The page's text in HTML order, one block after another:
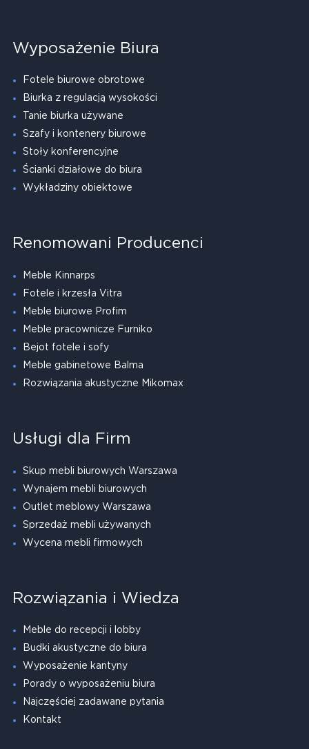
Wyposażenie Biura
Fotele biurowe obrotowe
Biurka z regulacją wysokości
Tanie biurka używane
Szafy i kontenery biurowe
Stoły konferencyjne
Ścianki działowe do biura
Wykładziny obiektowe
Renomowani Producenci
Meble Kinnarps
Fotele i krzesła Vitra
Meble biurowe Profim
Meble pracownicze Furniko
Bejot fotele i sofy
Meble gabinetowe Balma
Rozwiązania akustyczne Mikomax
Usługi dla Firm
Skup mebli biurowych Warszawa
Wynajem mebli biurowych
Outlet meblowy Warszawa
Sprzedaż mebli używanych
Wycena mebli firmowych
Rozwiązania i Wiedza
Meble do recepcji i lobby
Budki akustyczne do biura
Wyposażenie kantyny
Porady o wyposażeniu biura
Najczęściej zadawane pytania
Kontakt